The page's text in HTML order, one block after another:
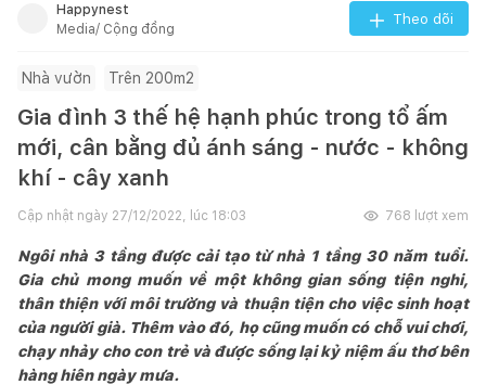
Happynest
Media/ Cộng đồng
Theo dõi
Nhà vườn Trên 200m2
Gia đình 3 thế hệ hạnh phúc trong tổ ấm
mới, cân bằng đủ ánh sáng - nước - không
khí - cây xanh
Cập nhật ngày 27/12/2022, lúc 18:03 768 lượt xem
Ngôi nhà 3 tầng được cải tạo từ nhà 1 tầng 30 năm tuổi.
Gia chủ mong muốn về một không gian sống tiện nghi,
thân thiện với môi trường và thuận tiện cho việc sinh hoạt
của người già. Thêm vào đó, họ cũng muốn có chỗ vui chơi,
chạy nhảy cho con trẻ và được sống lại kỷ niệm ấu thơ bên
hàng hiên ngày mưa.